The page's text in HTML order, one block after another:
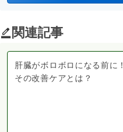
関連記事
肝臓がボロボロになる前に！
その改善ケアとは？